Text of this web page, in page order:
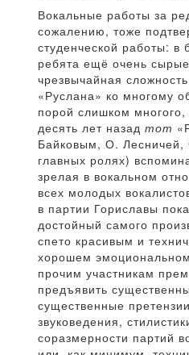
Вокальные работы за
сожалению, тоже
студенческой работы: в
ребята ещё очень
чрезвычайная
«Руслана» ко многому
порой слишком
десять лет назад тот
Байковым, О. Лесничей,
главных ролях)
зрелая в вокальном
всех молодых
в партии Гориславы
достойный самого
спето красивым и
хорошем
прочим участникам
предъявить
существенные
звуковедения,
соразмерности партий